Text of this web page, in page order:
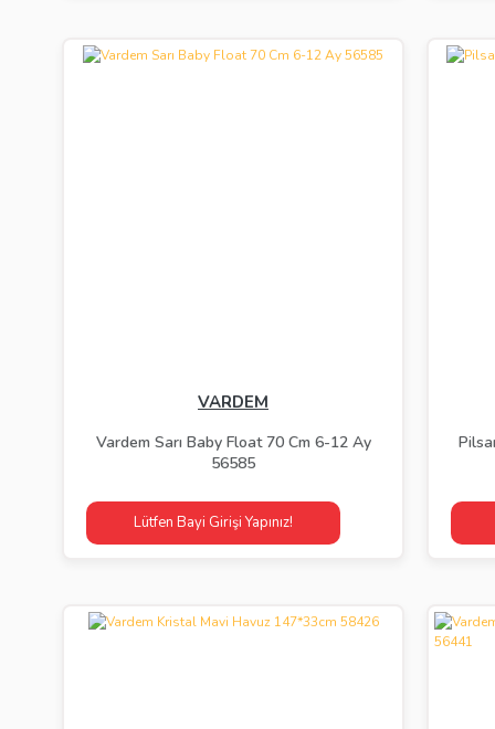
VARDEM
Vardem Sarı Baby Float 70 Cm 6-12 Ay
56585
Lütfen Bayi Girişi Yapınız!